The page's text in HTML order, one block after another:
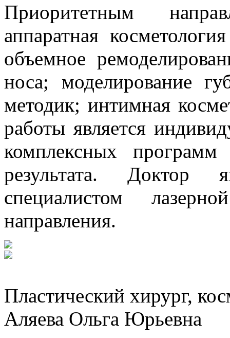
Приоритетным
аппаратная
объемное
носа; моделирование
методик; интимная
работы является
комплексных
результата. Доктор
специалистом
направления.
Пластический хирург,
Аляева Ольга Юрьевна